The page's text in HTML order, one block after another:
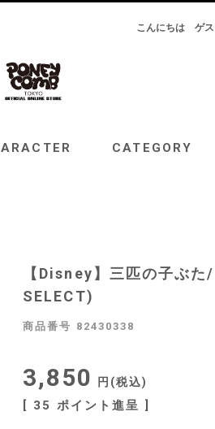
こんにちはゲ
CATEGORY
【Disney】三匹の子ぶ
SELECT)
商品番号 82430338
3,850 税込
[ 35 ポイント進呈 ]